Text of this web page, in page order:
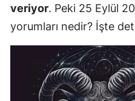
veriyor. Peki 25 Eylül
yorumları nedir? İşte